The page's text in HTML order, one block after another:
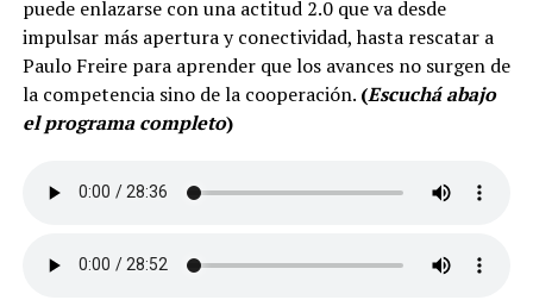
puede enlazarse con una actitud 2.0 que va desde
impulsar más apertura y conectividad, hasta rescatar a
Paulo Freire para aprender que los avances no surgen de
la competencia sino de la cooperación. (Escuchá abajo
el programa completo)